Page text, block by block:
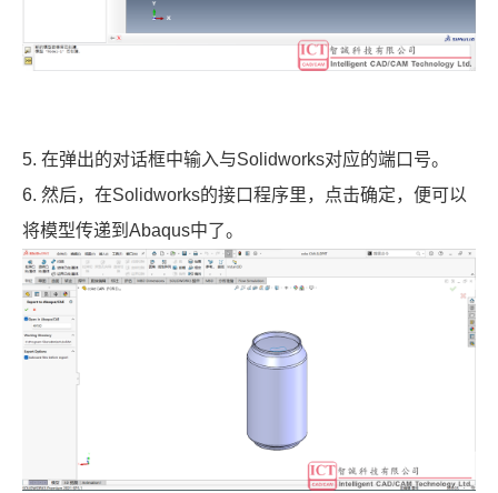
5. 在弹出的对话框中输入与Solidworks对应的端口号。
6. 然后，在Solidworks的接口程序里，点击确定，便可以
将模型传递到Abaqus中了。